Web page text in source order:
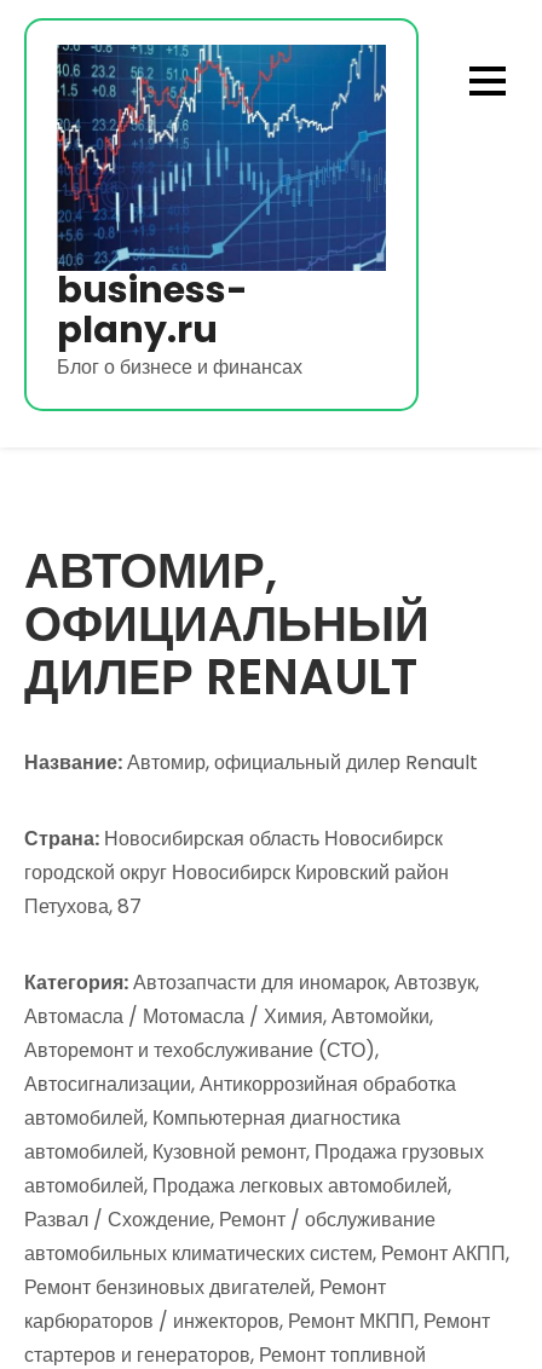
Перейти
содержимому
business-
plany.ru
Блог о бизнесе и финансах
АВТОМИР,
ОФИЦИАЛЬНЫЙ
ДИЛЕР RENAULT
Название:Автомир, официальный дилер Renault
Страна: Новосибирская область Новосибирск
городской округ Новосибирск Кировский район
Петухова, 87
Категория:Автозапчасти для иномарок, Автозвук,
Автомасла / Мотомасла / Химия, Автомойки,
Авторемонт и техобслуживание (СТО),
Автосигнализации, Антикоррозийная обработка
автомобилей, Компьютерная диагностика
автомобилей, Кузовной ремонт, Продажа грузовых
автомобилей, Продажа легковых автомобилей,
Развал / Схождение, Ремонт / обслуживание
автомобильных климатических систем, Ремонт АКПП,
Ремонт бензиновых двигателей, Ремонт
карбюраторов / инжекторов, Ремонт МКПП, Ремонт
стартеров и генераторов, Ремонт топливной